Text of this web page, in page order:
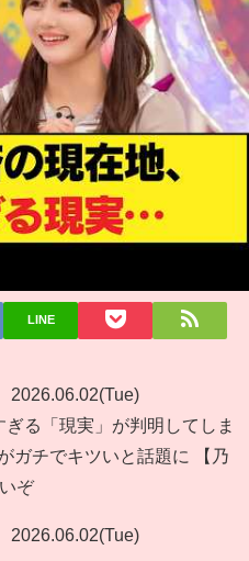
LINE
2026.06.02(Tue)
ぎる「現実」が判明してしま
ガチでキツいと話題に 【乃
ぞ
2026.06.02(Tue)